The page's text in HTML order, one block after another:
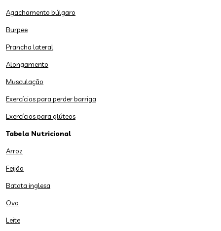
Agachamento búlgaro
Burpee
Prancha lateral
Alongamento
Musculação
Exercícios para perder barriga
Exercícios para glúteos
Tabela Nutricional
Arroz
Feijão
Batata inglesa
Ovo
Leite